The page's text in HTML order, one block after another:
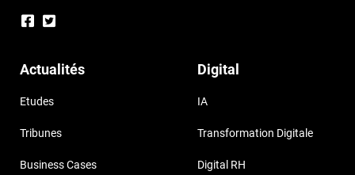
Actualités
Etudes
Tribunes
Business Cases
Digital
IA
Transformation Digitale
Digital RH